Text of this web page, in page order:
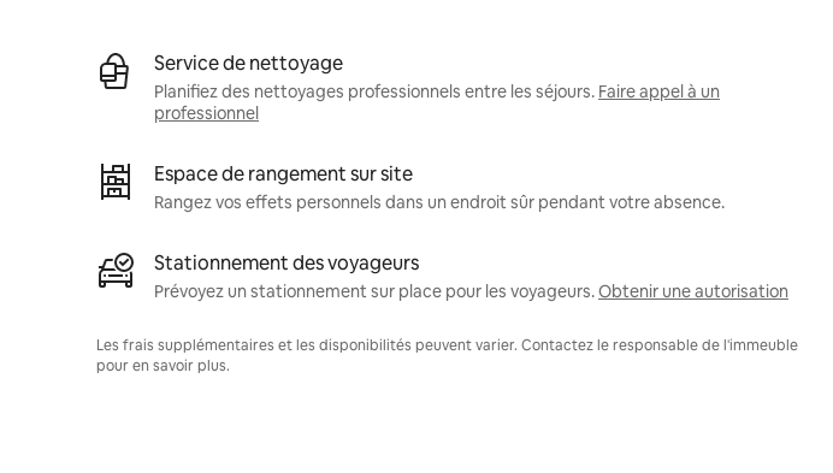
Service de nettoyage
Planifiez des nettoyages professionnels entre les séjours. Faire appel à un
professionnel
Espace de rangement sur site
Rangez vos effets personnels dans un endroit sûr pendant votre absence.
Stationnement des voyageurs
Prévoyez un stationnement sur place pour les voyageurs.Obtenir une autorisation
Les frais supplémentaires et les disponibilités peuvent varier. Contactez le responsable de l'immeuble
pour en savoir plus.